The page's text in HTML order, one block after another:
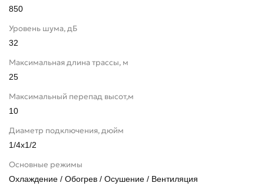
850
Уровень шума, дБ
32
Максимальная длина трассы, м
25
Максимальный перепад высот,м
10
Диаметр подключения, дюйм
1/4x1/2
Основные режимы
Охлаждение / Обогрев / Осушение / Вентиляция